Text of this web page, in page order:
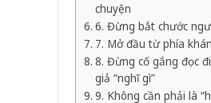
chuyện
6. Đừng bắt chước
7. Mở đầu từ phía
8. Đừng cố gắng đọc
giả “nghĩ gì”
9. Không cần phải là